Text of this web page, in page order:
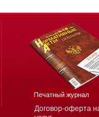
Договор-оферта
Печатный журнал